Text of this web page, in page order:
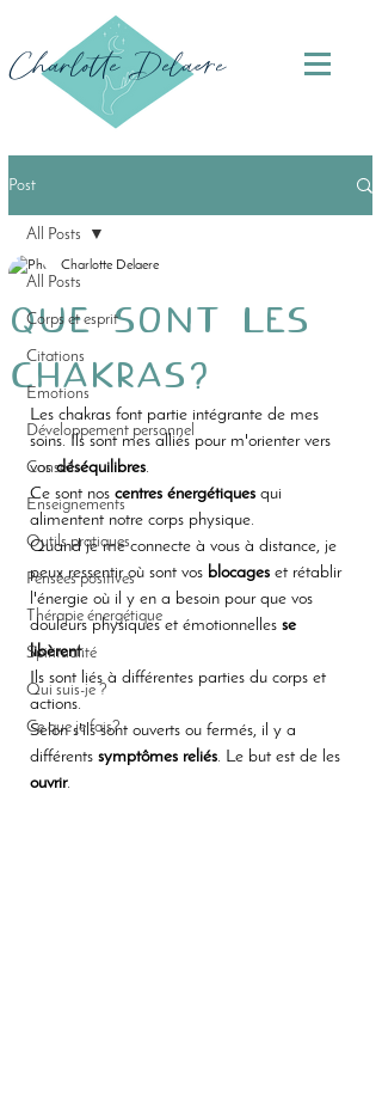
Charlotte Delaere
Post
All Posts
Corps et esprit
Citations
Emotions
Développement personnel
Conseils
Enseignements
Outils pratiques
Pensées positives
Thérapie énergétique
Spiritualité
Qui suis-je ?
Ce que je fais?
All Posts
Que sont les
chakras?
Charlotte Delaere
Les chakras font partie intégrante de mes
soins. Ils sont mes alliés pour m'orienter vers
vos déséquilibres.
Ce sont nos centres énergétiques qui
alimentent notre corps physique.
Quand je me connecte à vous à distance, je
peux ressentir où sont vos blocages et rétablir
l'énergie où il y en a besoin pour que vos
douleurs physiques et émotionnelles se
libèrent.
Ils sont liés à différentes parties du corps et
actions.
Selon s'ils sont ouverts ou fermés, il y a
différents symptômes reliés. Le but est de les
ouvrir.